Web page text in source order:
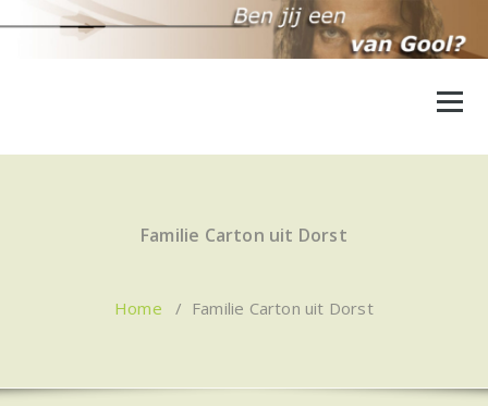
naar
Familie Carton uit Dorst
Home / Familie Carton uit Dorst